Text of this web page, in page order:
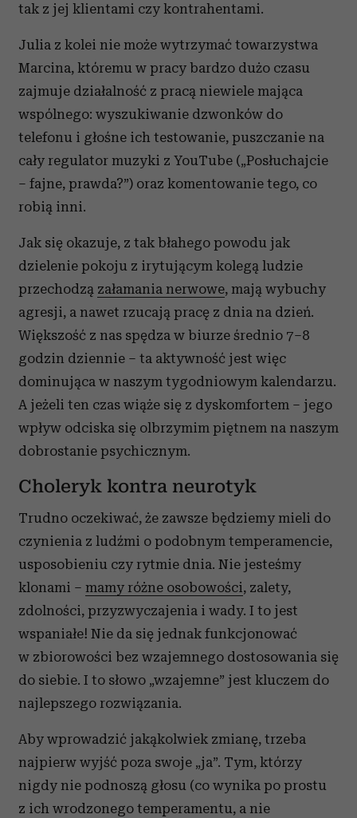
tak z jej klientami czy kontrahentami.
Julia z kolei nie może wytrzymać towarzystwa
Marcina, któremu w pracy bardzo dużo czasu
zajmuje działalność z pracą niewiele mająca
wspólnego: wyszukiwanie dzwonków do
telefonu i głośne ich testowanie, puszczanie na
cały regulator muzyki z YouTube („Posłuchajcie
– fajne, prawda?”) oraz komentowanie tego, co
robią inni.
Jak się okazuje, z tak błahego powodu jak
dzielenie pokoju z irytującym kolegą ludzie
przechodzą załamania nerwowe, mają wybuchy
agresji, a nawet rzucają pracę z dnia na dzień.
Większość z nas spędza w biurze średnio 7–8
godzin dziennie – ta aktywność jest więc
dominująca w naszym tygodniowym kalendarzu.
A jeżeli ten czas wiąże się z dyskomfortem – jego
wpływ odciska się olbrzymim piętnem na naszym
dobrostanie psychicznym.
Choleryk kontra neurotyk
Trudno oczekiwać, że zawsze będziemy mieli do
czynienia z ludźmi o podobnym temperamencie,
usposobieniu czy rytmie dnia. Nie jesteśmy
klonami – mamy różne osobowości, zalety,
zdolności, przyzwyczajenia i wady. I to jest
wspaniałe! Nie da się jednak funkcjonować
w zbiorowości bez wzajemnego dostosowania się
do siebie. I to słowo „wzajemne” jest kluczem do
najlepszego rozwiązania.
Aby wprowadzić jakąkolwiek zmianę, trzeba
najpierw wyjść poza swoje „ja”. Tym, którzy
nigdy nie podnoszą głosu (co wynika po prostu
z ich wrodzonego temperamentu, a nie